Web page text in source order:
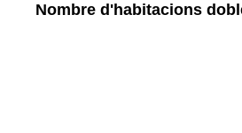
Nombre d'habitacions